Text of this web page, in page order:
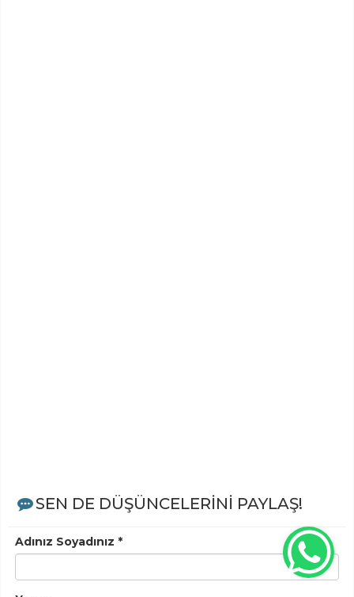
SEN DE DÜŞÜNCELERİNİ PAYLAŞ!
Adınız Soyadınız *